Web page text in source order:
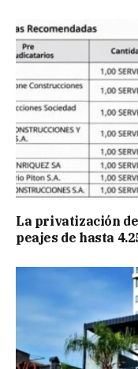
La privatización
peajes de hasta